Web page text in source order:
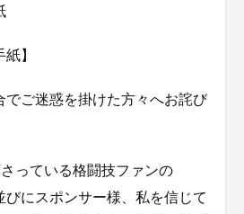
】
でご迷惑を掛けた方々へお詫び
っている格闘技ファンの
にスポンサー様、私を信じて